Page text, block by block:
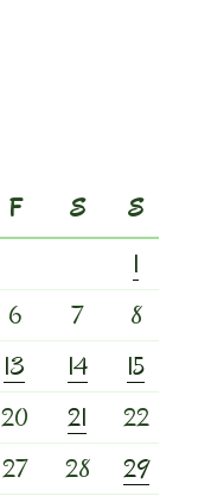
F S
S
1
6 7
8
13 14
15
20 21
22
27 28
29